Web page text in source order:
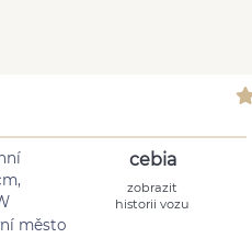
město
cebia
zobrazit
historii vozu